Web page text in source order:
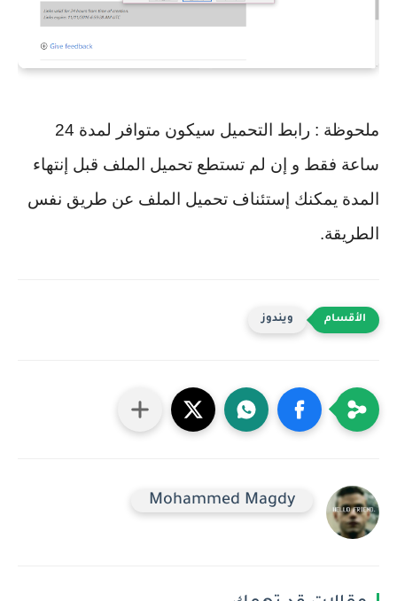
ملحوظة : رابط التحميل سيكون متوافر لمدة 24
ساعة فقط و إن لم تستطع تحميل الملف قبل إنتهاء
المدة يمكنك إستئناف تحميل الملف عن طريق نفس
الطريقة.
ويندوز
Mohammed Magdy